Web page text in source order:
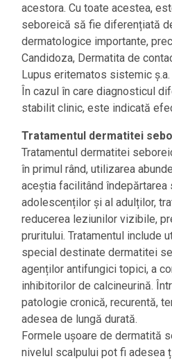
acestora. Cu toate acestea,
seboreică să fie diferențiată
dermatologice importante,
Candidoza, Dermatita de
Lupus eritematos sistemic ș.a.
În cazul în care diagnosticul
stabilit clinic, este indicată
Tratamentul dermatitei
Tratamentul dermatitei
în primul rând, utilizarea
aceștia facilitând îndepărtarea
adolescenților și al adulților,
reducerea leziunilor vizibile,
pruritului. Tratamentul include
special destinate dermatitei
agenților antifungici topici, a
inhibitorilor de calcineurină.
patologie cronică, recurentă,
adesea de lungă durată.
Formele ușoare de dermatită
nivelul scalpului pot fi adesea